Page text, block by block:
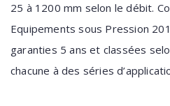
25 à 1200 mm selon le débit.
Equipements sous Pression
garanties 5 ans et classées
chacune à des séries